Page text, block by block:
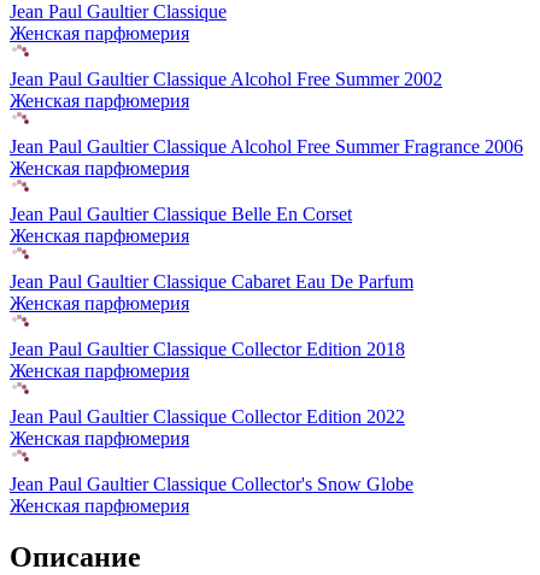
Jean Paul Gaultier Classique
Женская парфюмерия
Jean Paul Gaultier Classique Alcohol Free Summer 2002
Женская парфюмерия
Jean Paul Gaultier Classique Alcohol Free Summer Fragrance 2006
Женская парфюмерия
Jean Paul Gaultier Classique Belle En Corset
Женская парфюмерия
Jean Paul Gaultier Classique Cabaret Eau De Parfum
Женская парфюмерия
Jean Paul Gaultier Classique Collector Edition 2018
Женская парфюмерия
Jean Paul Gaultier Classique Collector Edition 2022
Женская парфюмерия
Jean Paul Gaultier Classique Collector's Snow Globe
Женская парфюмерия
Описание